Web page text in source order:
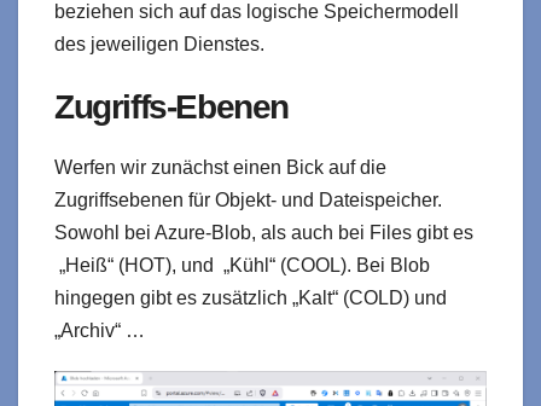
beziehen sich auf das logische Speichermodell
des jeweiligen Dienstes.
Zugriffs-Ebenen
Werfen wir zunächst einen Bick auf die
Zugriffsebenen für Objekt- und Dateispeicher.
Sowohl bei Azure-Blob, als auch bei Files gibt es
„Heiß“ (HOT), und „Kühl“ (COOL). Bei Blob
hingegen gibt es zusätzlich „Kalt“ (COLD) und
„Archiv“ …